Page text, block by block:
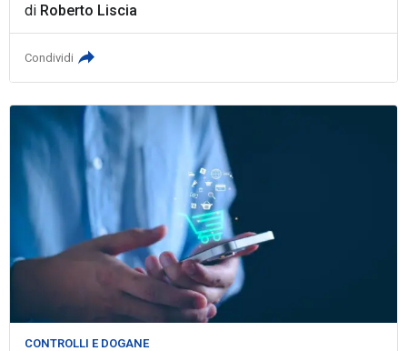
di Roberto Liscia
Condividi
CONTROLLI E DOGANE